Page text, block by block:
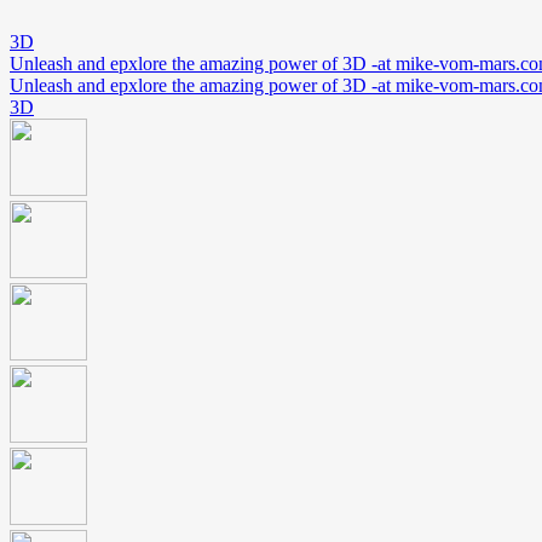
3D
Unleash and epxlore the amazing power of 3D -at mike-vom-
Unleash and epxlore the amazing power of 3D -at mike-vom-
3D